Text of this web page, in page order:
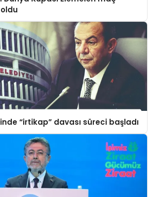
“irtikap” davası süreci başladı